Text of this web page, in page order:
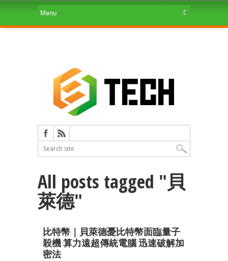
All posts tagged "貝
萊德"
比特幣｜貝萊德憂比特幣面臨量子
殺機 算力遠超傳統電腦 迅速破解加
密法